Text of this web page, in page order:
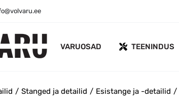
VARUOSAD TEENINDUS
Stanged ja detailid Esistange ja -detailid